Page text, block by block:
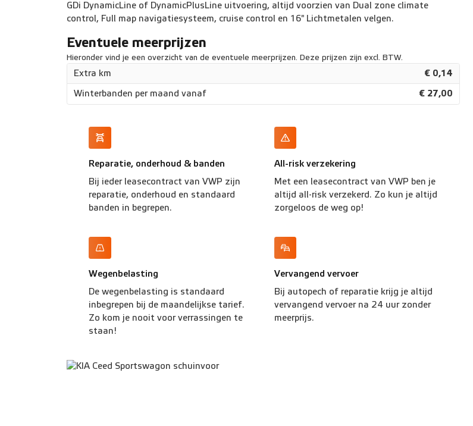
GDi DynamicLine of DynamicPlusLine uitvoering, altijd voorzien van Dual zone climate
control, Full map navigatiesysteem, cruise control en 16" Lichtmetalen velgen.
Eventuele meerprijzen
Hieronder vind je een overzicht van de eventuele meerprijzen. Deze prijzen zijn excl. BTW.
Extra km € 0,14
Winterbanden per maand vanaf € 27,00
Reparatie, onderhoud & banden
Bij ieder leasecontract van VWP zijn
reparatie, onderhoud en standaard
banden in begrepen.
All-risk verzekering
Met een leasecontract van VWP ben je
altijd all-risk verzekerd. Zo kun je altijd
zorgeloos de weg op!
Wegenbelasting
De wegenbelasting is standaard
inbegrepen bij de maandelijkse tarief.
Zo kom je nooit voor verrassingen te
staan!
Vervangend vervoer
Bij autopech of reparatie krijg je altijd
vervangend vervoer na 24 uur zonder
meerprijs.